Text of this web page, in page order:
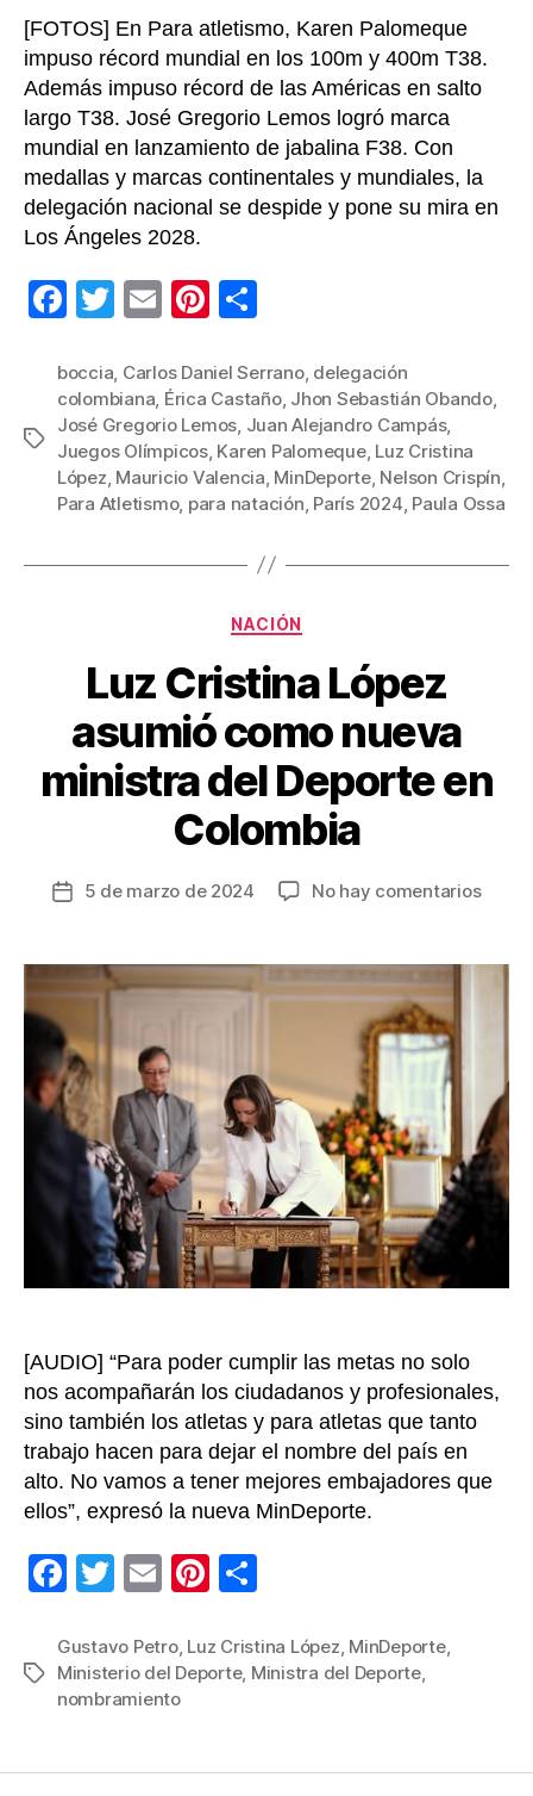
[FOTOS] En Para atletismo, Karen Palomeque
impuso récord mundial en los 100m y 400m T38.
Además impuso récord de las Américas en salto
largo T38. José Gregorio Lemos logró marca
mundial en lanzamiento de jabalina F38. Con
medallas y marcas continentales y mundiales, la
delegación nacional se despide y pone su mira en
Los Ángeles 2028.
F
c
e
b
o
k
T
tt
er
E
ail
Pi
er
e
st
m
p
ar
tir
Etiquetas
boccia Carlos Daniel Serrano, delegación
colombiana Érica Castaño, Jhon Sebastián Obando,
José Gregorio Lemos Juan Alejandro Campás,
Juegos Olímpicos, Karen Palomeque, Luz Cristina
López Mauricio Valencia MinDeporte, Nelson Crispín
Para Atletismo, para natación París 2024 Paula Ossa
Categorías
NACIÓN
Luz Cristina López
asumió como nueva
ministra del Deporte en
Colombia
Fecha
entrada
5 de marzo de 2024 No hay comentariosen
López
del
en
[AUDIO] “Para poder cumplir las metas no solo
nos acompañarán los ciudadanos y profesionales,
sino también los atletas y para atletas que tanto
trabajo hacen para dejar el nombre del país en
alto. No vamos a tener mejores embajadores que
ellos”, expresó la nueva MinDeporte.
F
c
e
o
T
tt
er
E
ail
Pi
er
e
m
p
tir
Etiquetas
Gustavo Petro, Luz Cristina López MinDeporte,
Ministerio del Deporte, Ministra del Deporte,
nombramiento